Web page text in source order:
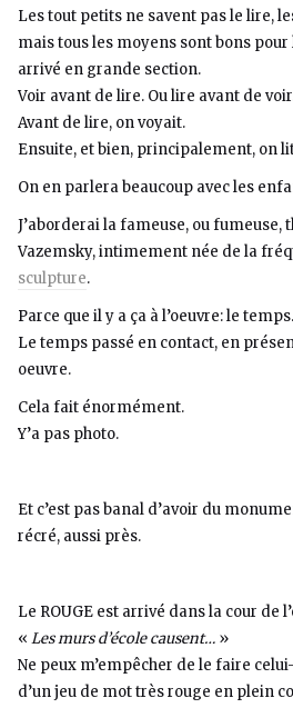
Les tout petits ne savent pas le lire,
mais tous les moyens sont bons
arrivé en grande section.
Voir avant de lire. Ou lire avant de
Avant de lire, on voyait.
Ensuite, et bien, principalement, on
On en parlera beaucoup avec les
J’aborderai la fameuse, ou fumeuse,
Vazemsky, intimement née de la
sculpture.
Parce que il y a ça à l’oeuvre: le temps.
Le temps passé en contact, en
oeuvre.
Cela fait énormément.
Y’a pas photo.
Et c’est pas banal d’avoir du
récré, aussi près.
Le ROUGE est arrivé dans la cour de
« Les murs d’école causent… »
Ne peux m’empêcher de le faire
d’un jeu de mot très rouge en plein